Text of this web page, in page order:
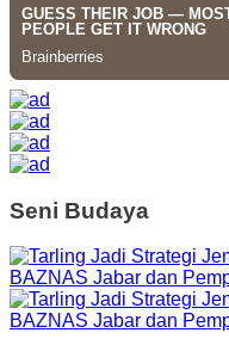
Seni Budaya